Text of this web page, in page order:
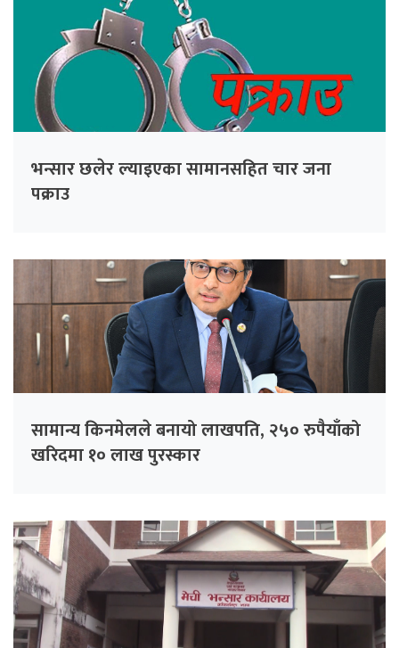
भन्सार छलेर ल्याइएका सामानसहित चार जना
पक्राउ
सामान्य किनमेलले बनायो लाखपति, २५० रुपैयाँको
खरिदमा १० लाख पुरस्कार